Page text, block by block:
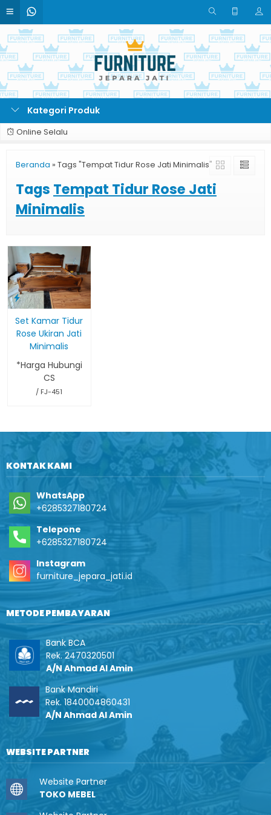
Kategori Produk
Online Selalu
Beranda » Tags "Tempat Tidur Rose Jati Minimalis"
Tags Tempat Tidur Rose Jati
Minimalis
Set Kamar Tidur
Rose Ukiran Jati
Minimalis
*Harga Hubungi
CS
/ FJ-451
KONTAK KAMI
WhatsApp
+6285327180724
Telepone
+6285327180724
Instagram
furniture_jepara_jati.id
METODE PEMBAYARAN
Bank BCA
Rek. 2470320501
A/N Ahmad Al Amin
Bank Mandiri
Rek. 1840004860431
A/N Ahmad Al Amin
WEBSITE PARTNER
Website Partner
TOKO MEBEL